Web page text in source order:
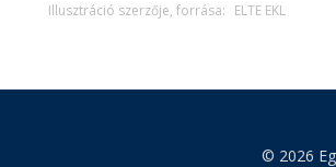
Illusztráció szerzője, forrása: ELTE EKL
© 2026